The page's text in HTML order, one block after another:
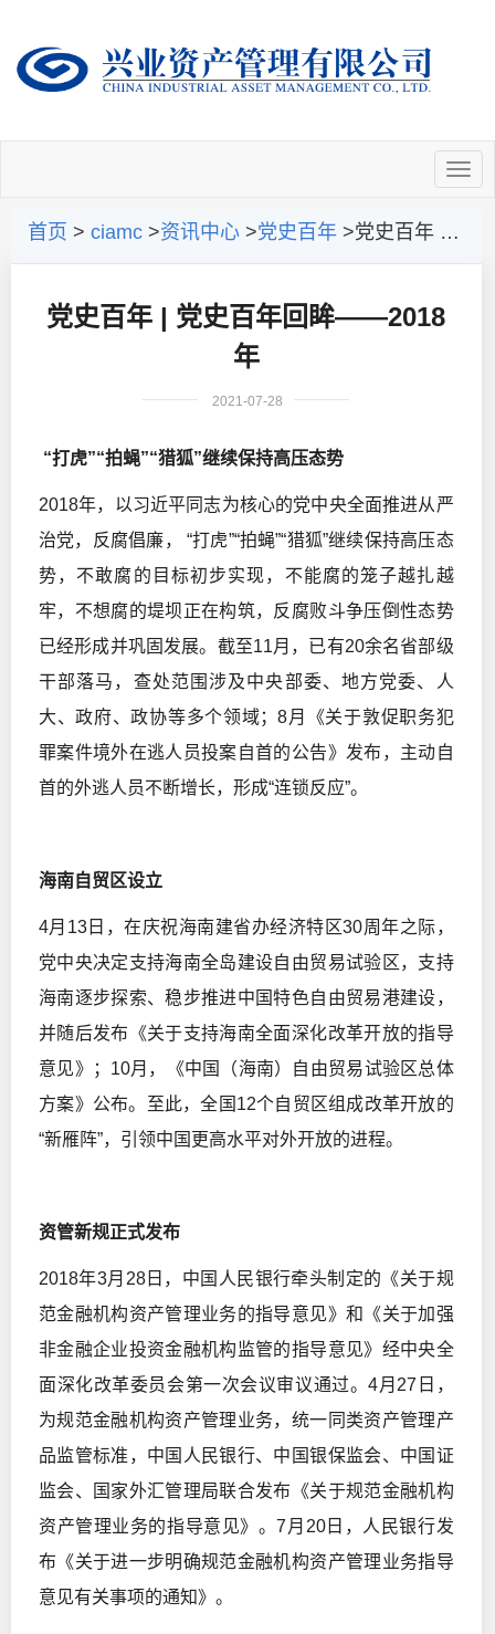
首页 > ciamc >资讯中心 >党史百年 >党史百年 | 党史百年回眸——2018年
党史百年 | 党史百年回眸——2018
年
2021-07-28
“打虎”“拍蝇”“猎狐”继续保持高压态势
2018年，以习近平同志为核心的党中央全面推进从严
治党，反腐倡廉， “打虎”“拍蝇”“猎狐”继续保持高压态
势，不敢腐的目标初步实现，不能腐的笼子越扎越
牢，不想腐的堤坝正在构筑，反腐败斗争压倒性态势
已经形成并巩固发展。截至11月，已有20余名省部级
干部落马，查处范围涉及中央部委、地方党委、人
大、政府、政协等多个领域；8月《关于敦促职务犯
罪案件境外在逃人员投案自首的公告》发布，主动自
首的外逃人员不断增长，形成“连锁反应”。
海南自贸区设立
4月13日，在庆祝海南建省办经济特区30周年之际，
党中央决定支持海南全岛建设自由贸易试验区，支持
海南逐步探索、稳步推进中国特色自由贸易港建设，
并随后发布《关于支持海南全面深化改革开放的指导
意见》；10月，《中国（海南）自由贸易试验区总体
方案》公布。至此，全国12个自贸区组成改革开放的
“新雁阵”，引领中国更高水平对外开放的进程。
资管新规正式发布
2018年3月28日，中国人民银行牵头制定的《关于规
范金融机构资产管理业务的指导意见》和《关于加强
非金融企业投资金融机构监管的指导意见》经中央全
面深化改革委员会第一次会议审议通过。4月27日，
为规范金融机构资产管理业务，统一同类资产管理产
品监管标准，中国人民银行、中国银保监会、中国证
监会、国家外汇管理局联合发布《关于规范金融机构
资产管理业务的指导意见》。7月20日，人民银行发
布《关于进一步明确规范金融机构资产管理业务指导
意见有关事项的通知》。